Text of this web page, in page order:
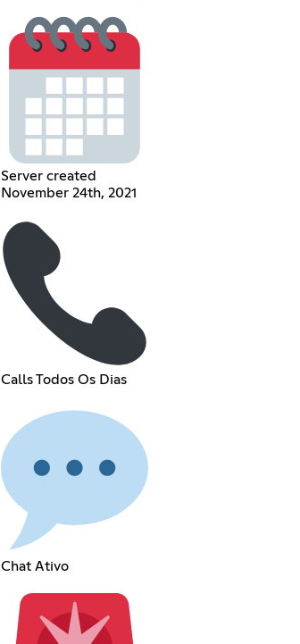
Server created
November 24th, 2021
Calls Todos Os Dias
Chat Ativo